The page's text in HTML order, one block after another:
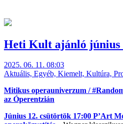
Heti Kult ajánló június
2025. 06. 11. 08:03
Aktuális, Egyéb, Kiemelt, Kultúra,
Mitikus operauniverzum /
az Óperentzián
Június 12. csütörtök 17:00 P’Art